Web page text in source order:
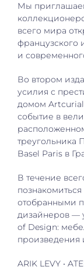
Мы
всего мира
французского
и
Во втором
усилия с
домом
событие в
треугольника
Basel Paris в
В течение
отобранными
дизайнеров —
of Design:
произведения
ARIK LEVY •